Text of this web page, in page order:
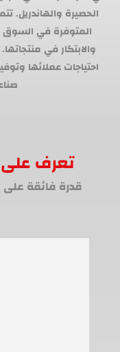
المتوفرة في السوق
والابتكار في
احتياجات عملائها
تعرف على
قدرة فائقة على